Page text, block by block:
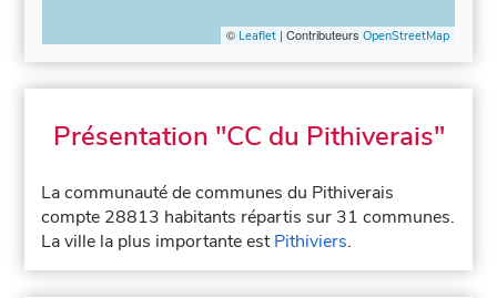
© Leaflet| Contributeurs OpenStreetMap
Présentation "CC du Pithiverais"
La communauté de communes du Pithiverais
compte 28813 habitants répartis sur 31 communes.
La ville la plus importante estPithiviers.